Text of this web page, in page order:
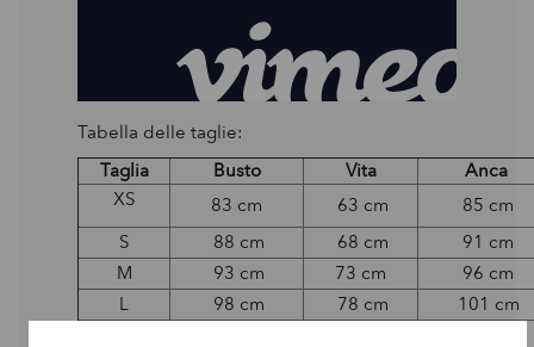
Tabella delle taglie:
Taglia
Busto Vita
Anca
XS
83 cm 63 cm
85 cm
S
88 cm 68 cm
91 cm
M
93 cm 73 cm
96 cm
L
98 cm 78 cm
101 cm